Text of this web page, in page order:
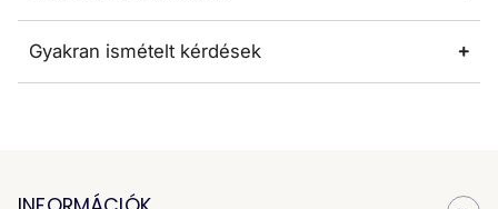
Gyakran ismételt kérdések